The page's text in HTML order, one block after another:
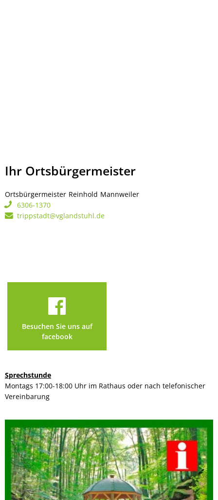
Ihr Ortsbürgermeister
Ortsbürgermeister Reinhold Mannweiler
6306-1370
trippstadt@vglandstuhl.de
Besuchen Sie uns auf
facebook
Sprechstunde
Montags 17:00-18:00 Uhr im Rathaus oder nach telefonischer
Vereinbarung